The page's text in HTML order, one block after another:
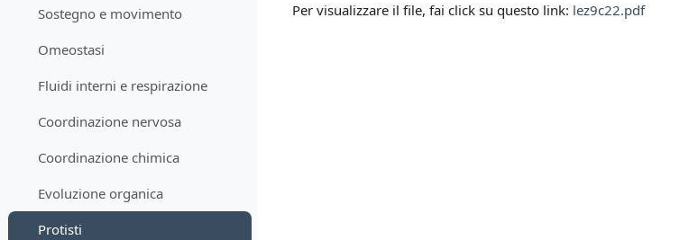
Sostegno e movimento
Omeostasi
Fluidi interni e respirazione
Coordinazione nervosa
Coordinazione chimica
Evoluzione organica
Protisti
Per visualizzare il file, fai click su questo link: lez9c22.pdf